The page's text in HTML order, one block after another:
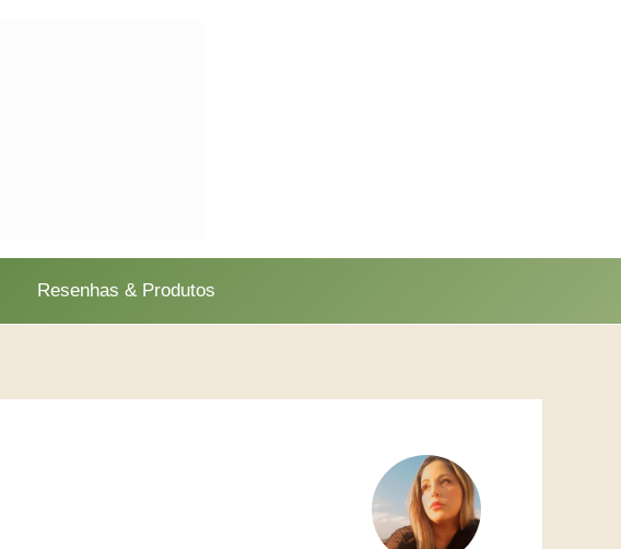
Resenhas & Produtos